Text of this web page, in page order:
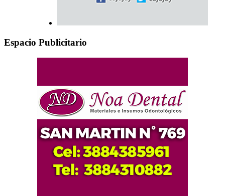
Espacio Publicitario